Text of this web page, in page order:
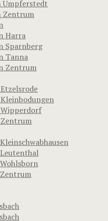
Umpferstedt
Zentrum
Harra
Sparnberg
Tanna
Zentrum